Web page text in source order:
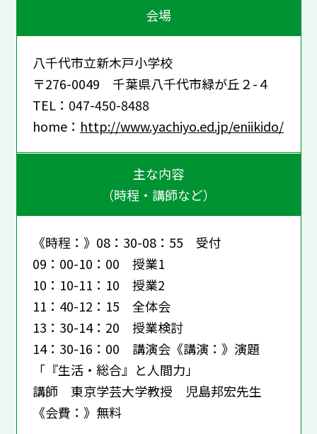
会場
八千代市立新木戸小学校
〒276-0049 千葉県八千代市緑が丘２-４
TEL：047-450-8488
home： http://www.yachiyo.ed.jp/eniikido/
主な内容
（時程・講師など）
《時程：》08：30-08：55 受付
09：00-10：00 授業1
10：10-11：10 授業2
11：40-12：15 全体会
13：30-14：20 授業検討
14：30-16：00 講演会《講演：》演題
「『生活・総合』と人間力」
講師 東京学芸大学教授 児島邦宏先生
《会費：》無料